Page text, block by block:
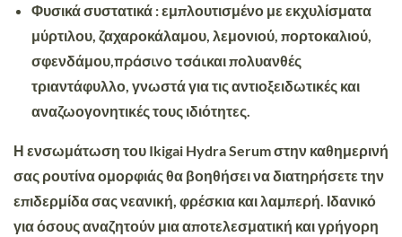
Φυσικά συστατικά : εμπλουτισμένο με εκχυλίσματα
μύρτιλου, ζαχαροκάλαμου, λεμονιού, πορτοκαλιού,
σφενδάμου, πράσινο τσάικαι πολυανθές
τριαντάφυλλο, γνωστά για τις αντιοξειδωτικές και
αναζωογονητικές τους ιδιότητες.
Η ενσωμάτωση του Ikigai Hydra Serumστην καθημερινή
σας ρουτίνα ομορφιάς θα βοηθήσει να διατηρήσετε την
επιδερμίδα σας νεανική, φρέσκια και λαμπερή. Ιδανικό
για όσους αναζητούν μια αποτελεσματική και γρήγορη